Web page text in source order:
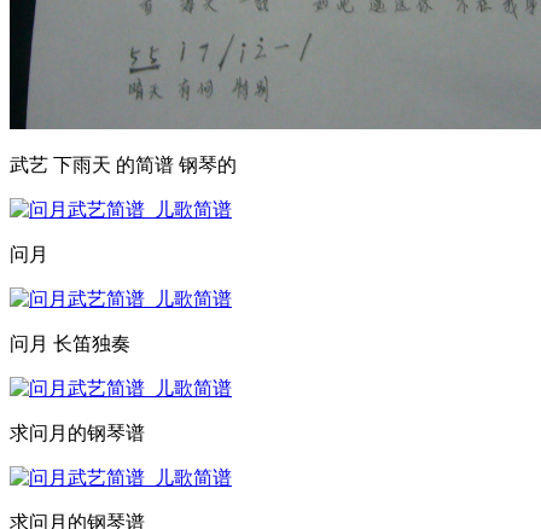
武艺 下雨天 的简谱 钢琴的
问月
问月 长笛独奏
求问月的钢琴谱
求问月的钢琴谱